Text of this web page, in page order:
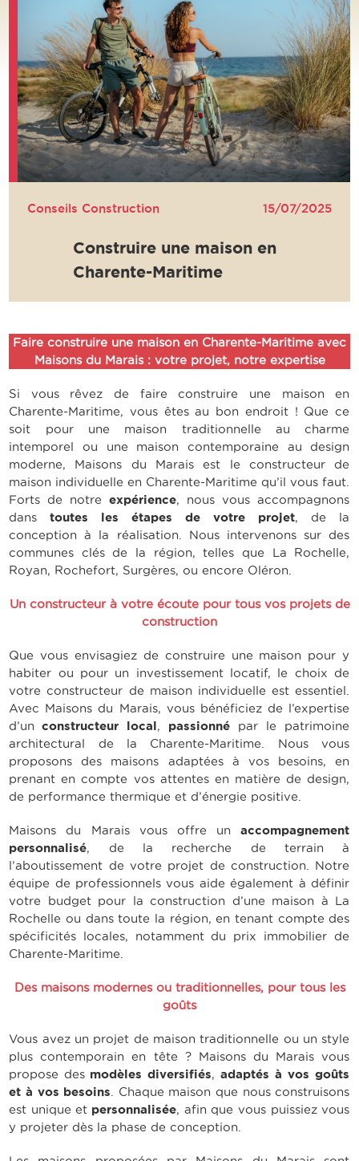
Conseils Construction 15/07/2025
Construire une maison en
Charente-Maritime
Faire construire une maison en Charente-Maritime avec
Maisons du Marais : votre projet, notre expertise
Si vous rêvez de faire construire une maison en
Charente-Maritime, vous êtes au bon endroit ! Que ce
soit pour une maison traditionnelle au charme
intemporel ou une maison contemporaine au design
moderne, Maisons du Marais est le constructeur de
maison individuelle en Charente-Maritime qu’il vous faut.
Forts de notreexpérience, nous vous accompagnons
danstoutes les étapes de votre projet, de la
conception à la réalisation. Nous intervenons sur des
communes clés de la région, telles que La Rochelle,
Royan, Rochefort, Surgères, ou encore Oléron.
Un constructeur à votre écoute pour tous vos projets de
construction
Que vous envisagiez de construire une maison pour y
habiter ou pour un investissement locatif, le choix de
votre constructeur de maison individuelle est essentiel.
Avec Maisons du Marais, vous bénéficiez de l’expertise
d’unconstructeur local , passionné par le patrimoine
architectural de la Charente-Maritime. Nous vous
proposons des maisons adaptées à vos besoins, en
prenant en compte vos attentes en matière de design,
de performance thermique et d’énergie positive.
Maisons du Marais vous offre unaccompagnement
personnalisé, de la recherche de terrain à
l’aboutissement de votre projet de construction. Notre
équipe de professionnels vous aide également à définir
votre budget pour la construction d’une maison à La
Rochelle ou dans toute la région, en tenant compte des
spécificités locales, notamment du prix immobilier de
Charente-Maritime.
Des maisons modernes ou traditionnelles, pour tous les
goûts
Vous avez un projet de maison traditionnelle ou un style
plus contemporain en tête ? Maisons du Marais vous
propose des modèles diversifiés,adaptés à vos goûts
et à vos besoins. Chaque maison que nous construisons
est unique et personnalisée, afin que vous puissiez vous
y projeter dès la phase de conception.